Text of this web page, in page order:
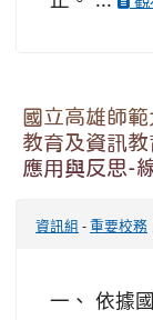
國立高雄師
教育及資訊
應用與反思-
資訊組 -重要校務
一、 依據